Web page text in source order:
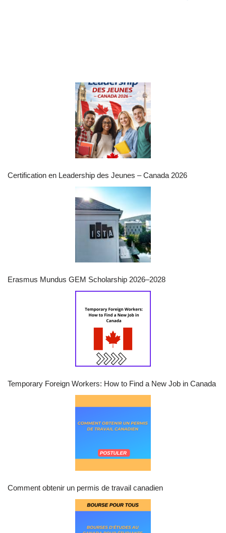
Certification en Leadership des Jeunes – Canada 2026
Erasmus Mundus GEM Scholarship 2026–2028
Temporary Foreign Workers: How to Find a New Job in Canada
Comment obtenir un permis de travail canadien